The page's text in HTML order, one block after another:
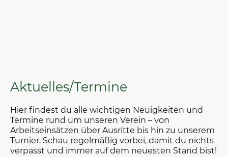
Aktuelles/Termine
Hier findest du alle wichtigen Neuigkeiten und
Termine rund um unseren Verein – von
Arbeitseinsätzen über Ausritte bis hin zu unserem
Turnier. Schau regelmäßig vorbei, damit du nichts
verpasst und immer auf dem neuesten Stand bist!